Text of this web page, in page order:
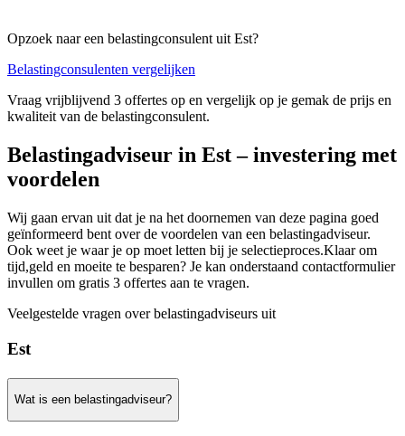
Opzoek naar een belastingconsulent uit Est?
Belastingconsulenten vergelijken
Vraag vrijblijvend 3 offertes op en vergelijk op je gemak de prijs en
kwaliteit van de belastingconsulent.
Belastingadviseur in Est – investering met
voordelen
Wij gaan ervan uit dat je na het doornemen van deze pagina goed
geïnformeerd bent over de voordelen van een belastingadviseur.
Ook weet je waar je op moet letten bij je selectieproces.Klaar om
tijd,geld en moeite te besparen? Je kan onderstaand contactformulier
invullen om gratis 3 offertes aan te vragen.
Veelgestelde vragen over belastingadviseurs uit
Est
Wat is een belastingadviseur?